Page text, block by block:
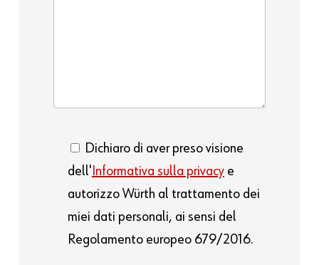
Dichiaro di aver preso visione
dell' Informativa sulla privacye
autorizzo Würth al trattamento dei
miei dati personali, ai sensi del
Regolamento europeo 679/2016.